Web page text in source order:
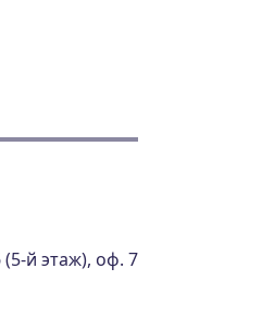
(5-й этаж), оф. 7